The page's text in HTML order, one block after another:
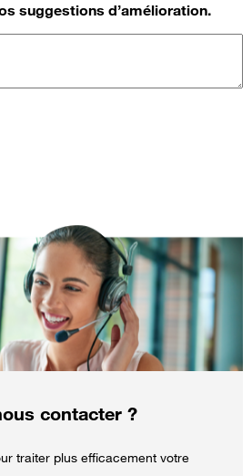
suggestions d’amélioration.
contacter ?
traiter plus efficacement votre